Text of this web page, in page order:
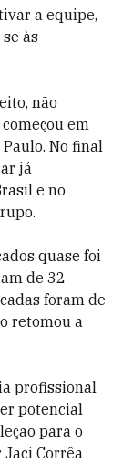
a equipe,
às
não
em
No final
já
e no
quase foi
de 32
foram de
retomou a
profissional
potencial
para o
Corrêa